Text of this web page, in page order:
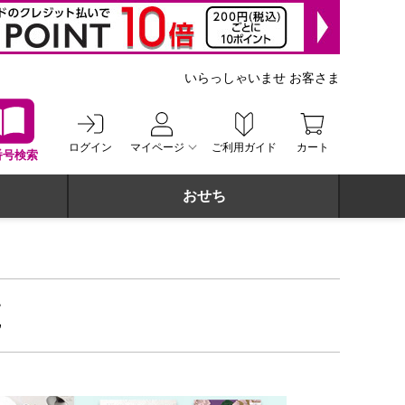
号検索
ログイン マイページ ご利用ガイド カート
いらっしゃいませ お客さま
おせち